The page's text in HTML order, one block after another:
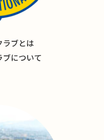
ラブとは
ブについて